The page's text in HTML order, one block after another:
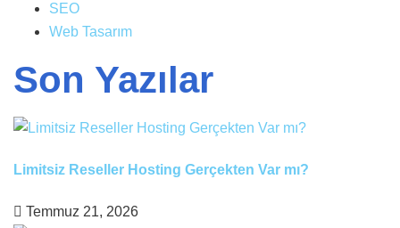
SEO
Web Tasarım
Son Yazılar
Limitsiz Reseller Hosting Gerçekten Var mı?
Temmuz 21, 2026